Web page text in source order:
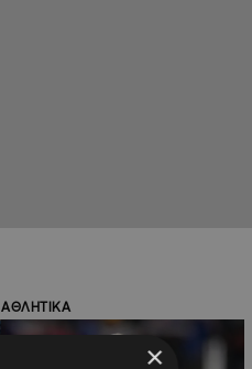
ΑΘΛΗΤΙΚΑ
×